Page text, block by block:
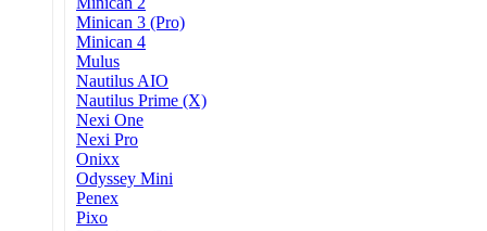
Minican 3 (Pro)
Minican 4
Mulus
Nautilus AIO
Nautilus Prime (X)
Nexi One
Nexi Pro
Onixx
Odyssey Mini
Penex
Pixo